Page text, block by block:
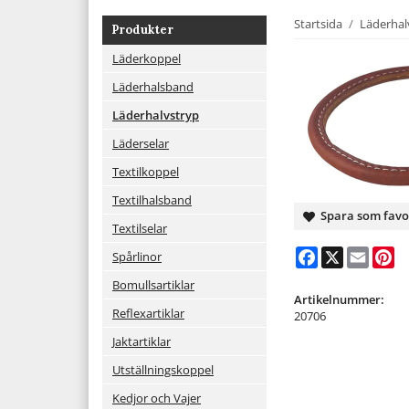
Produkter
Läderkoppel
Läderhalsband
Läderhalvstryp
Läderselar
Textilkoppel
Textilhalsband
Textilselar
Spårlinor
Bomullsartiklar
Reflexartiklar
Jaktartiklar
Utställningskoppel
Kedjor och Vajer
Startsida /
Spara som
Facebook
X Email
Artikelnummer:
20706